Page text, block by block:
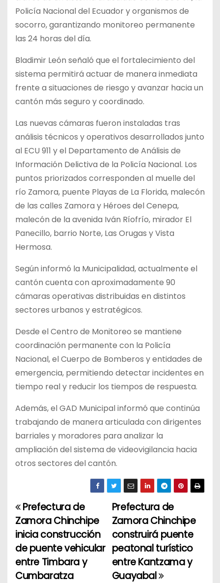
Policía Nacional del Ecuador y organismos de
socorro, garantizando monitoreo permanente
las 24 horas del día.
Bladimir León señaló que el fortalecimiento del
sistema permitirá actuar de manera inmediata
frente a situaciones de riesgo y avanzar hacia un
cantón más seguro y coordinado.
Las nuevas cámaras fueron instaladas tras
análisis técnicos y operativos desarrollados junto
al ECU 911 y el Departamento de Análisis de
Información Delictiva de la Policía Nacional. Los
puntos priorizados corresponden al muelle del
río Zamora, puente Playas de La Florida, malecón
de las calles Zamora y Héroes del Cenepa,
malecón de la avenida Iván Ríofrío, mirador El
Panecillo, barrio Norte, Las Orugas y Vista
Hermosa.
Según informó la Municipalidad, actualmente el
cantón cuenta con aproximadamente 90
cámaras operativas distribuidas en distintos
sectores urbanos y estratégicos.
Desde el Centro de Monitoreo se mantiene
coordinación permanente con la Policía
Nacional, el Cuerpo de Bomberos y entidades de
emergencia, permitiendo detectar incidentes en
tiempo real y reducir los tiempos de respuesta.
Además, el GAD Municipal informó que continúa
trabajando de manera articulada con dirigentes
barriales y moradores para analizar la
ampliación del sistema de videovigilancia hacia
otros sectores del cantón.
N
a
v
e
Prefectura de
Zamora Chinchipe
construirá puente
peatonal turístico
entre Kantzama y
Guayabal
Prefectura de
Zamora Chinchipe
inicia construcción
de puente vehicular
entre Timbara y
Cumbaratza